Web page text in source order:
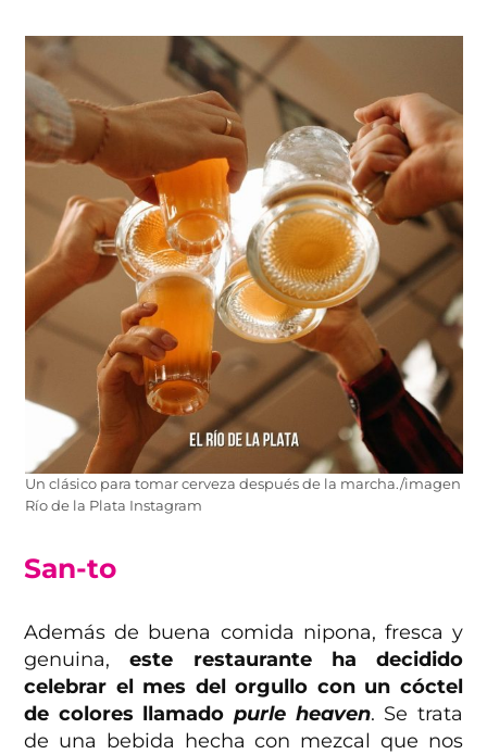
Un clásico para tomar cerveza después de la marcha./imagen
Río de la Plata Instagram
San-to
Además de buena comida nipona, fresca y
genuina,este restaurante ha decidido
celebrar el mes del orgullo con un cóctel
de colores llamado purle heaven. Se trata
de una bebida hecha con mezcal que nos